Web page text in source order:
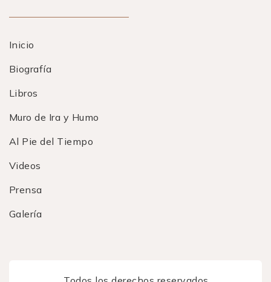
Inicio
Biografía
Libros
Muro de Ira y Humo
Al Pie del Tiempo
Videos
Prensa
Galería